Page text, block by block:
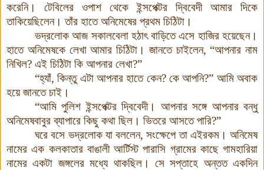
করেনি। টেবিলের ওপাশ থেকে ইন্সপেক্টর দ্বিবেদী আমার দিকে
তাকিয়েছিলেন। তাঁর হাতে অনিমেষের প্রথম চিঠিটা।
ভদ্রলোক আজ সকালবেলা হঠাৎ বাড়িতে এসে হাজির হয়েছেন।
হাতে অনিমেষকে লেখা আমার চিঠিটা। জানতে চাইলেন, “আপনার নাম
নিখিল? এই চিঠিটা কি আপনার লেখা?”
“হ্যাঁ, কিন্তু এটা আপনার হাতে কেন? কে আপনি?” আমি অবাক
হয়ে জানতে চাই।
“আমি পুলিশ ইন্সপেক্টর দ্বিবেদী। আপনার সঙ্গে আপনার বন্ধু
অনিমেষবাবুর ব্যাপারে কিছু কথা ছিল। ভিতরে আসতে পারি?”
ঘরে বসে ভদ্রলোক যা বললেন, সংক্ষেপে তা এইরকম। অনিমেষ
নামের এক কলকাতার বাঙালী আর্টিস্ট পারাসি গ্রামের কাছে গামহারিয়া
নামের একটা জঙ্গলের মধ্যে থাকছিল। সে সপ্তাহে অন্তত একদিন